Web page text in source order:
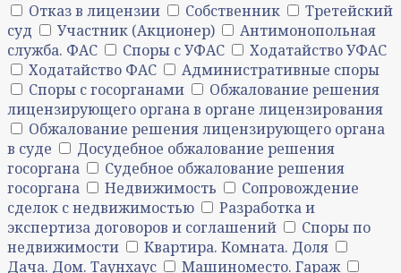
Отказ в лицензии
Собственник
Третейский
суд
Участник (Акционер)
Антимонопольная
служба. ФАС
Споры с УФАС
Ходатайство УФАС
Ходатайство ФАС
Административные споры
Споры с госорганами
Обжалование решения
лицензирующего органа в органе лицензирования
Обжалование решения лицензирующего органа
в суде
Досудебное обжалование решения
госоргана
Судебное обжалование решения
госоргана
Недвижимость
Сопровождение
сделок с недвижимостью
Разработка и
экспертиза договоров и соглашений
Споры по
недвижимости
Квартира. Комната. Доля
Дача. Дом. Таунхаус
Машиноместо. Гараж